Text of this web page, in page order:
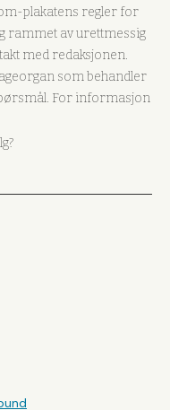
plakatens regler for
rammet av urettmessig
med redaksjonen.
som behandler
For informasjon